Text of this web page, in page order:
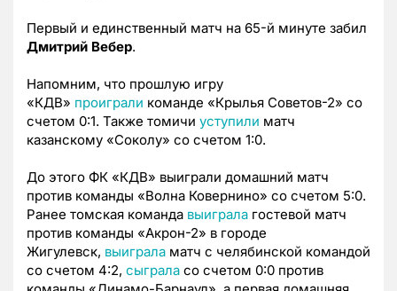
Первый и единственный матч на 65-й минуте забил
Дмитрий Вебер.
Напомним, что прошлую игру
«КДВ» проиграли команде «Крылья Советов-2» со
счетом 0:1. Также томичи уступили матч
казанскому «Соколу» со счетом 1:0.
До этого ФК «КДВ» выиграли домашний матч
против команды «Волна Ковернино» со счетом 5:0.
Ранее томская команда выиграла гостевой матч
против команды «Акрон-2» в городе
Жигулевск, выиграла матч с челябинской командой
со счетом 4:2, сыграла со счетом 0:0 против